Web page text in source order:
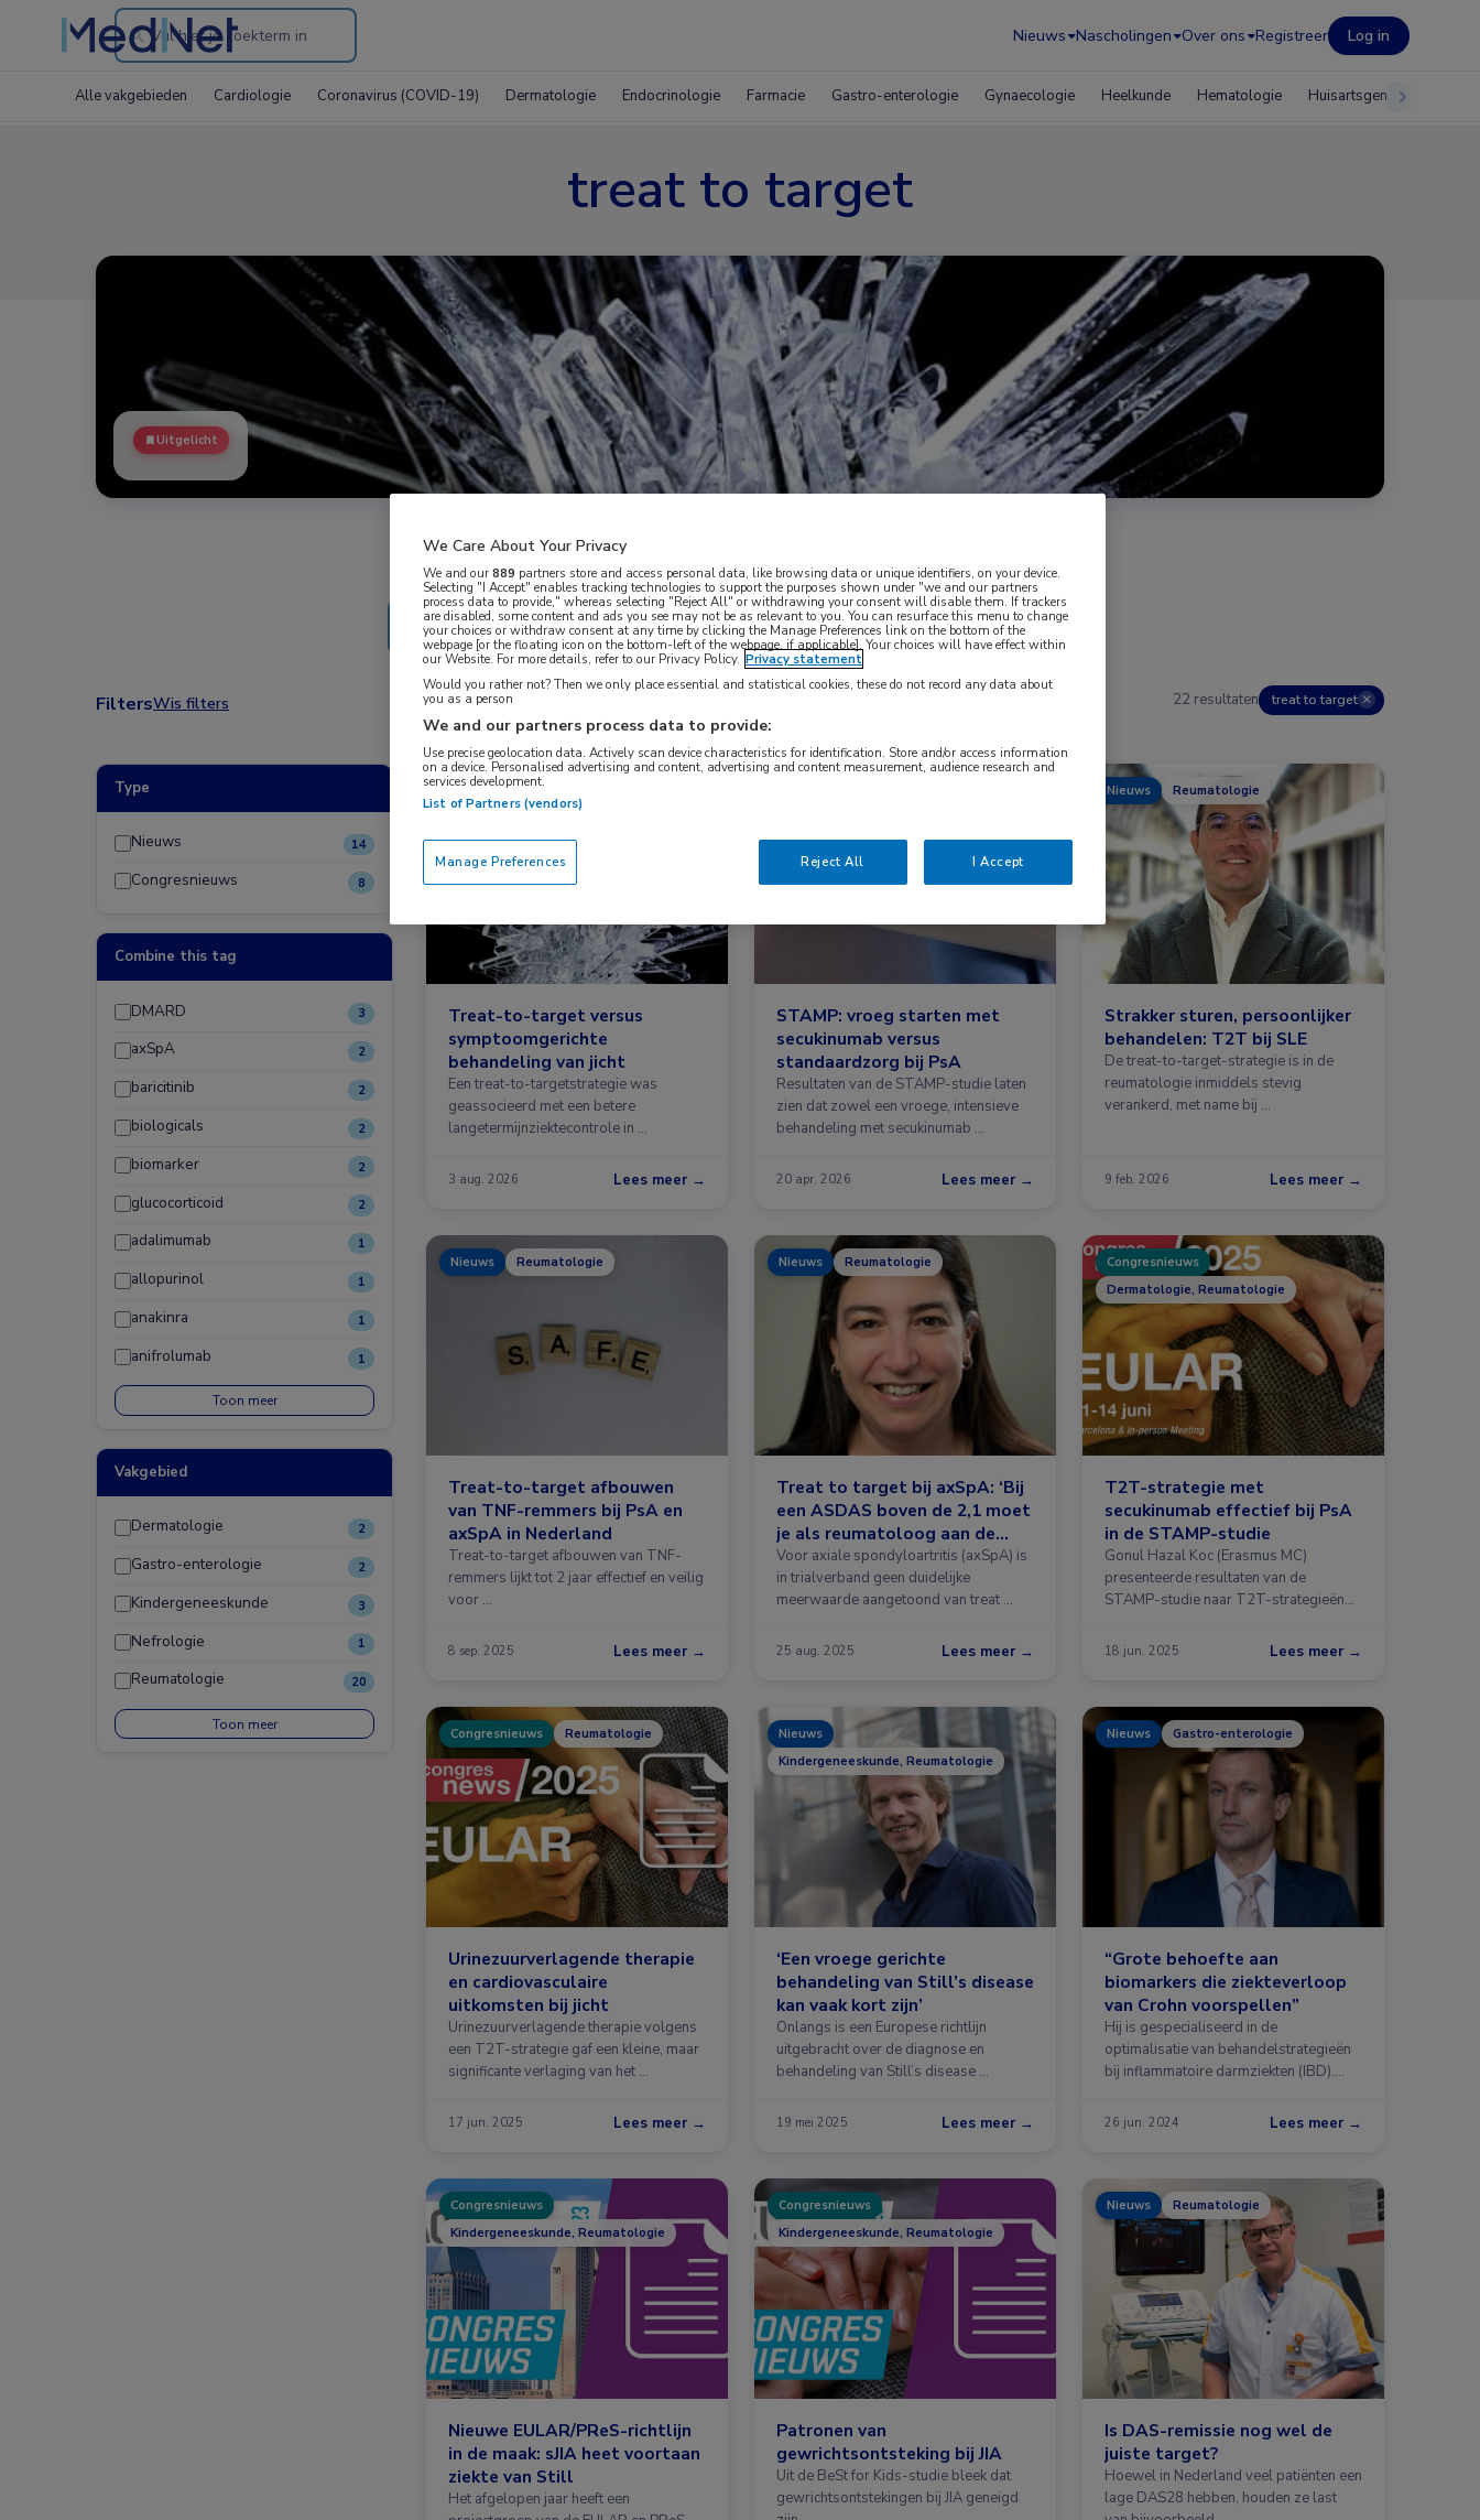
Search
the
Nieuws Nascholingen Over ons Registreer Log in
Alle vakgebieden Cardiologie Coronavirus (COVID-19) Dermatologie Endocrinologie Farmacie Gastro-enterologie Gynaecologie Heelkunde Hematologie Huisartsgeneeskunde
treat to target
Uitgelicht
FiltersWis filters 22 resultaten treat to target ✕
Type
Nieuws 14
Congresnieuws 8
Combine this tag
DMARD 3
axSpA 2
baricitinib 2
biologicals 2
biomarker 2
glucocorticoid 2
adalimumab 1
allopurinol 1
anakinra 1
anifrolumab 1
Toon meer
Vakgebied
Dermatologie 2
Gastro-enterologie 2
Kindergeneeskunde 3
Nefrologie 1
Reumatologie 20
Toon meer
Nieuws Reumatologie
Treat-to-target versus
symptoomgerichte
behandeling van jicht
Een treat-to-targetstrategie was
geassocieerd met een betere
langetermijnziektecontrole in …
3 aug. 2026 Lees meer →
STAMP: vroeg starten met
secukinumab versus
standaardzorg bij PsA
Resultaten van de STAMP-studie laten
zien dat zowel een vroege, intensieve
behandeling met secukinumab …
20 apr. 2026 Lees meer →
Nieuws Reumatologie
Strakker sturen, persoonlijker
behandelen: T2T bij SLE
De treat-to-target-strategie is in de
reumatologie inmiddels stevig
verankerd, met name bij …
9 feb. 2026 Lees meer →
Nieuws Reumatologie
Treat-to-target afbouwen
van TNF-remmers bij PsA en
axSpA in Nederland
Treat-to-target afbouwen van TNF-
remmers lijkt tot 2 jaar effectief en veilig
voor …
8 sep. 2025 Lees meer →
Nieuws Reumatologie
Treat to target bij axSpA: ‘Bij
een ASDAS boven de 2,1 moet
je als reumatoloog aan de
slag’
Voor axiale spondyloartritis (axSpA) is
in trialverband geen duidelijke
meerwaarde aangetoond van treat …
25 aug. 2025 Lees meer →
Congresnieuws
Dermatologie, Reumatologie
T2T-strategie met
secukinumab effectief bij PsA
in de STAMP-studie
Gonul Hazal Koc (Erasmus MC)
presenteerde resultaten van de
STAMP-studie naar T2T-strategieën
18 jun. 2025 Lees meer →
Congresnieuws Reumatologie
Urinezuurverlagende therapie
en cardiovasculaire
uitkomsten bij jicht
Urinezuurverlagende therapie volgens
een T2T-strategie gaf een kleine, maar
significante verlaging van het …
17 jun. 2025 Lees meer →
Nieuws
Kindergeneeskunde, Reumatologie
‘Een vroege gerichte
behandeling van Still’s disease
kan vaak kort zijn’
Onlangs is een Europese richtlijn
uitgebracht over de diagnose en
behandeling van Still’s disease …
19 mei 2025 Lees meer →
Nieuws Gastro-enterologie
“Grote behoefte aan
biomarkers die ziekteverloop
van Crohn voorspellen”
Hij is gespecialiseerd in de
optimalisatie van behandelstrategieën
bij inflammatoire darmziekten (IBD).
26 jun. 2024 Lees meer →
Congresnieuws
Kindergeneeskunde, Reumatologie
Nieuwe EULAR/PReS-richtlijn
in de maak: sJIA heet voortaan
ziekte van Still
Het afgelopen jaar heeft een
Congresnieuws
Kindergeneeskunde, Reumatologie
Patronen van
gewrichtsontsteking bij JIA
Uit de BeSt for Kids-studie bleek dat
gewrichtsontstekingen bij JIA geneigd
Nieuws Reumatologie
Is DAS-remissie nog wel de
juiste target?
Hoewel in Nederland veel patiënten een
lage DAS28 hebben, houden ze last
We Care About Your Privacy
We and our889 partners store and access personal data, like browsing data or unique identifiers, on your device.
Selecting "I Accept" enables tracking technologies to support the purposes shown under "we and our partners
process data to provide," whereas selecting "Reject All" or withdrawing your consent will disable them. If trackers
are disabled, some content and ads you see may not be as relevant to you. You can resurface this menu to change
your choices or withdraw consent at any time by clicking the Manage Preferences link on the bottom of the
webpage [or the floating icon on the bottom-left of the webpage, if applicable]. Your choices will have effect within
our Website. For more details, refer to our Privacy Policy. Privacy statement
Would you rather not? Then we only place essential and statistical cookies, these do not record any data about
you as a person
We and our partners process data to provide:
Use precise geolocation data. Actively scan device characteristics for identification. Store and/or access information
on a device. Personalised advertising and content, advertising and content measurement, audience research and
services development.
List of Partners (vendors)
Reject All I Accept
Manage Preferences